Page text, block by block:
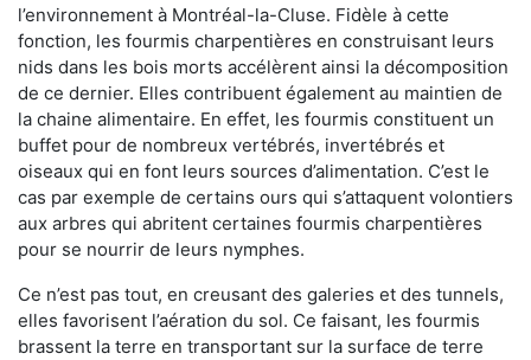
l’environnement à Montréal-la-Cluse. Fidèle à cette
fonction, les fourmis charpentières en construisant leurs
nids dans les bois morts accélèrent ainsi la décomposition
de ce dernier. Elles contribuent également au maintien de
la chaine alimentaire. En effet, les fourmis constituent un
buffet pour de nombreux vertébrés, invertébrés et
oiseaux qui en font leurs sources d’alimentation. C’est le
cas par exemple de certains ours qui s’attaquent volontiers
aux arbres qui abritent certaines fourmis charpentières
pour se nourrir de leurs nymphes.
Ce n’est pas tout, en creusant des galeries et des tunnels,
elles favorisent l’aération du sol. Ce faisant, les fourmis
brassent la terre en transportant sur la surface de terre